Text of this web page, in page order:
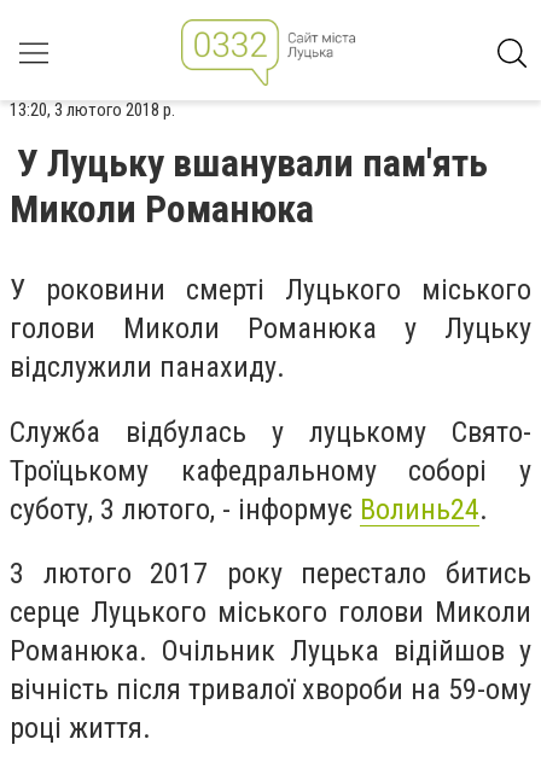
13:20, 3 лютого 2018 р.
У Луцьку вшанували пам'ять
Миколи Романюка
У роковини смерті Луцького міського
голови Миколи Романюка у Луцьку
відслужили панахиду.
Служба відбулась у луцькому Свято-
Троїцькому кафедральному соборі у
суботу, 3 лютого, - інформує Волинь24.
3 лютого 2017 року перестало битись
серце Луцького міського голови Миколи
Романюка. Очільник Луцька відійшов у
вічність після тривалої хвороби на 59-ому
році життя.